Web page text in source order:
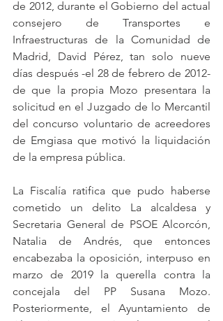
de 2012, durante el Gobierno del actual
consejero de Transportes e
Infraestructuras de la Comunidad de
Madrid, David Pérez, tan solo nueve
días después -el 28 de febrero de 2012-
de que la propia Mozo presentara la
solicitud en el Juzgado de lo Mercantil
del concurso voluntario de acreedores
de Emgiasa que motivó la liquidación
de la empresa pública.
La Fiscalía ratifica que pudo haberse
cometido un delito La alcaldesa y
Secretaria General de PSOE Alcorcón,
Natalia de Andrés, que entonces
encabezaba la oposición, interpuso en
marzo de 2019 la querella contra la
concejala del PP Susana Mozo.
Posteriormente, el Ayuntamiento de